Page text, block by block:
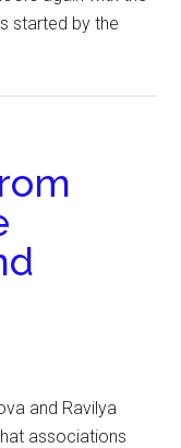
started by the
and Ravilya
associations